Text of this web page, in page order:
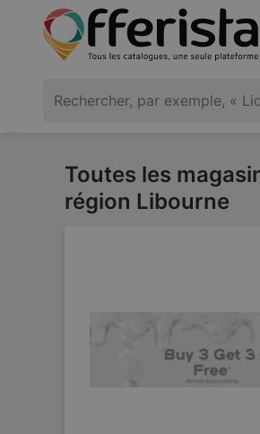
Toutes les
région Libourne